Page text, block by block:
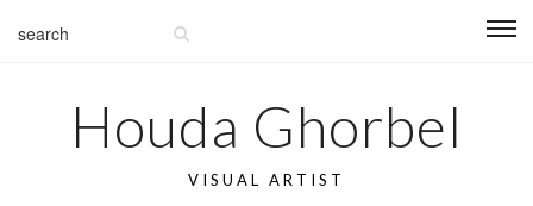
Houda Ghorbel
VISUAL ARTIST